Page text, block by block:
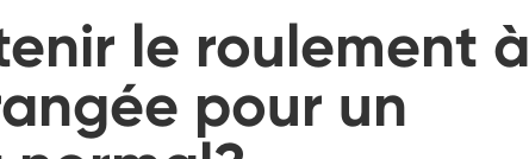
Roulement d'anneau de roulement avec
engrenage externe
Roulement de traîneau sans engrenage
le roulement à
pour un